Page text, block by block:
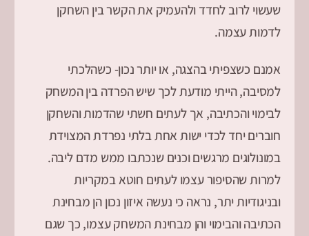
שעשוי לרוב לחדד ולהעמיק את הקשר בין השחקן
לדמות עצמה.
אמנם כשצפיתי בהצגה, או יותר נכון- כשהלכתי
למסיבה, הייתי מודעת לכך שיש הפרדה בין המשחק
לבימוי והכתיבה, אך לעתים חשתי שהדמות והשחקן
חוברים יחד לכדי ישות אחת בלתי נפרדת המצוידת
במונולוגים מרגשים וכנים שנכתבו ממש מדם ליבה.
למרות שהסיפור עצמו לעתים חוטא במקריות
ובניגודיות יתר, נראה כי נעשה איזון נכון הן מבחינת
הכתיבה והבימוי והן מבחינת המשחק עצמו, כך שגם